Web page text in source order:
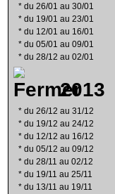
* du 26/01 au 30/01
* du 19/01 au 23/01
* du 12/01 au 16/01
* du 05/01 au 09/01
* du 28/12 au 02/01
2013
* du 26/12 au 31/12
* du 19/12 au 24/12
* du 12/12 au 16/12
* du 05/12 au 09/12
* du 28/11 au 02/12
* du 19/11 au 25/11
* du 13/11 au 19/11